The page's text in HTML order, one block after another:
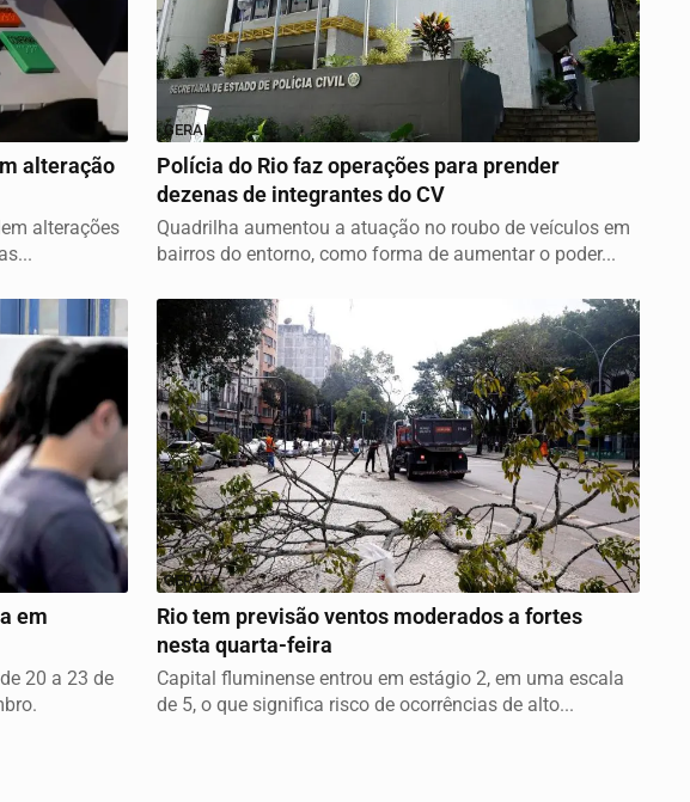
alteração
alterações
GERAL
Polícia do Rio faz operações para prender
dezenas de integrantes do CV
Quadrilha aumentou a atuação no roubo de veículos em
bairros do entorno, como forma de aumentar o poder...
em
20 a 23 de
GERAL
Rio tem previsão ventos moderados a fortes
nesta quarta-feira
Capital fluminense entrou em estágio 2, em uma escala
de 5, o que significa risco de ocorrências de alto...